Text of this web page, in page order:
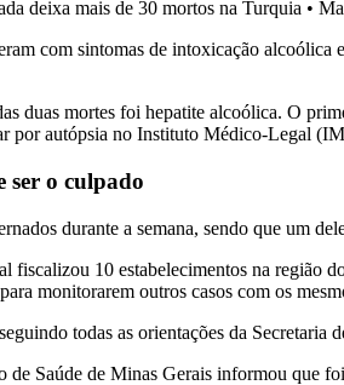
deixa mais de 30 mortos na Turquia •
com sintomas de intoxicação
duas mortes foi hepatite alcoólica. O
por autópsia no Instituto Médico-Legal
ser o culpado
durante a semana, sendo que um
fiscalizou 10 estabelecimentos na região
monitorarem outros casos com os
todas as orientações da
de Saúde de Minas Gerais informou